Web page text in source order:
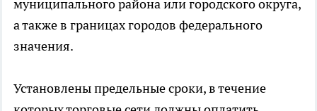
муниципального района или городского округа,
а также в границах городов федерального
значения.
Установлены предельные сроки, в течение